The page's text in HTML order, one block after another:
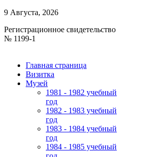
9 Августа, 2026
Регистрационное свидетельство
№ 1199-1
Главная страница
Визитка
Музей
1981 - 1982 учебный
год
1982 - 1983 учебный
год
1983 - 1984 учебный
год
1984 - 1985 учебный